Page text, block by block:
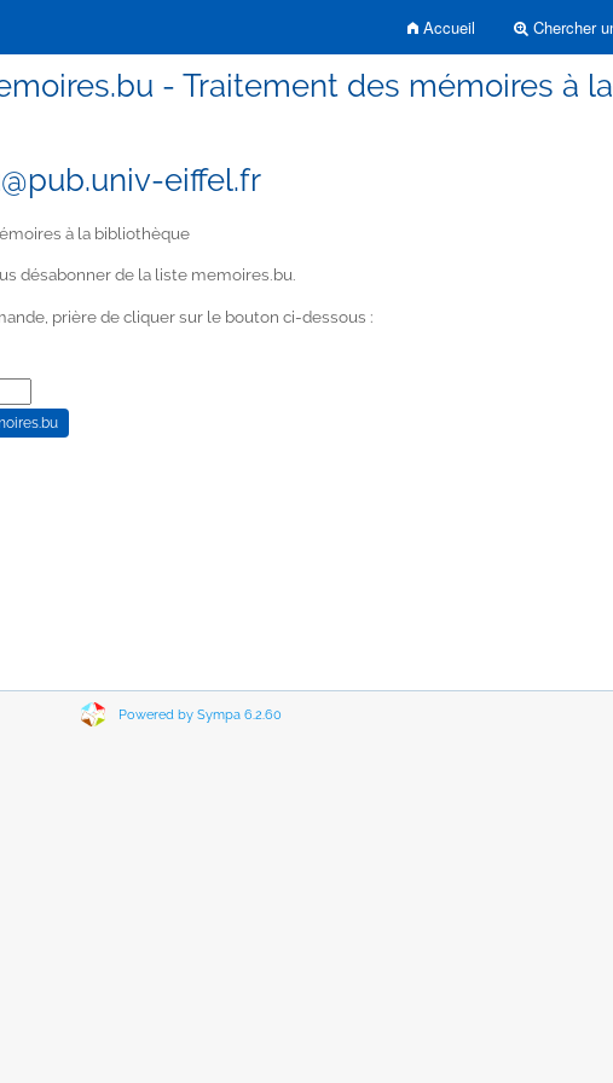
Accueil Chercher
- Traitement des mémoires à
eiffel.fr
à la bibliothèque
désabonner de la liste memoires.bu.
prière de cliquer sur le bouton ci-dessous :
Powered by Sympa 6.2.60